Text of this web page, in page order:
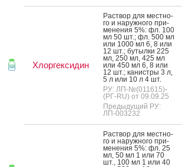
Хлоргексидин
Рас­твор для мес­тно­
го и на­руж­но­го при­
мене­ния 5%: фл. 100
мл 50 шт.; фл. 500 мл
или 1000 мл 6, 8 или
12 шт.; бу­тыл­ки 225
мл, 250 мл, 425 мл
или 450 мл 6, 8 или
12 шт.; ка­нис­тры 3 л,
5 л или 10 л 4 шт.
РУ: ЛП-№(011615)-
(РГ-RU) от 09.09.25
Предыдущий РУ:
ЛП-003232
Рас­твор для мес­тно­
го и на­руж­но­го при­
мене­ния 5%: фл. 25
мл, 50 мл 1 или 70
шт., 100 мл 1 или 40